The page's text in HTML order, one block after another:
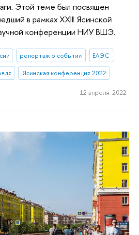
Этой теме был посвящен
в рамках XXIII Ясинской
конференции НИУ ВШЭ.
репортаж о событии
ЕАЭС
Ясинская конференция 2022
12 апреля 2022